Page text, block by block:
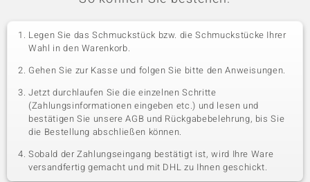
Legen Sie das Schmuckstück bzw. die Schmuckstücke Ihrer
Wahl in den Warenkorb.
Gehen Sie zur Kasse und folgen Sie bitte den Anweisungen.
Jetzt durchlaufen Sie die einzelnen Schritte
(Zahlungsinformationen eingeben etc.) und lesen und
bestätigen Sie unsere AGB und Rückgabebelehrung, bis Sie
die Bestellung abschließen können.
Sobald der Zahlungseingang bestätigt ist, wird Ihre Ware
versandfertig gemacht und mit DHL zu Ihnen geschickt.